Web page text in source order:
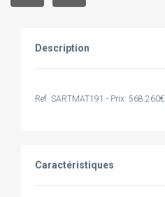
Description
Ref. SARTMAT191 - Prix: 568.260€
Caractéristiques